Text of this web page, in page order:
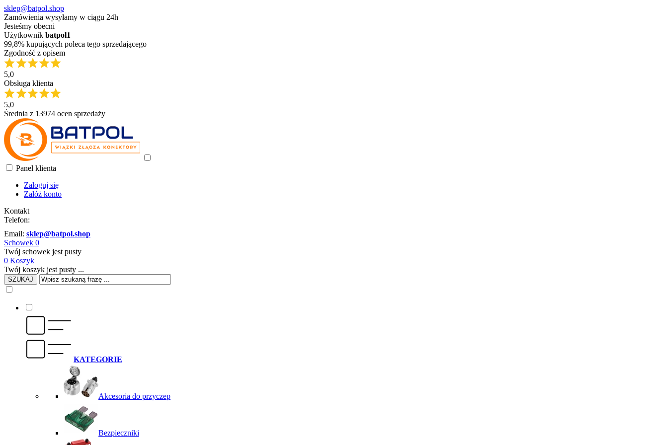
sklep@batpol.shop
Zamówienia wysyłamy w ciągu 24h
Jesteśmy obecni
Użytkownik batpol1
99,8% kupujących poleca tego sprzedającego
Zgodność z opisem
5,0
Obsługa klienta
5,0
Średnia z 13974 ocen sprzedaży
Panel klienta
Zaloguj się
Załóż konto
Kontakt
Telefon:
Email: sklep@batpol.shop
Schowek 0
Twój schowek jest pusty
0 Koszyk
Twój koszyk jest pusty ...
SZUKAJ
KATEGORIE
Akcesoria do przyczep
Bezpieczniki